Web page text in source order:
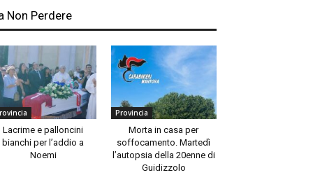
Non Perdere
Lacrime e palloncini
bianchi per l’addio a
Noemi
Provincia
Morta in casa per
soffocamento. Martedì
l’autopsia della 20enne di
Guidizzolo